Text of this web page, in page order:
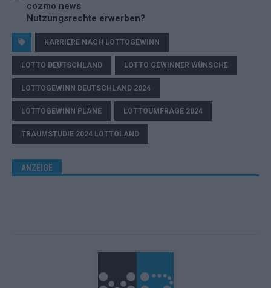
cozmo news
Nutzungsrechte erwerben?
KARRIERE NACH LOTTOGEWINN
LOTTO DEUTSCHLAND LOTTO GEWINNER WÜNSCHE
LOTTOGEWINN DEUTSCHLAND 2024
LOTTOGEWINN PLÄNE LOTTOUMFRAGE 2024
TRAUMSTUDIE 2024 LOTTOLAND
ANZEIGE